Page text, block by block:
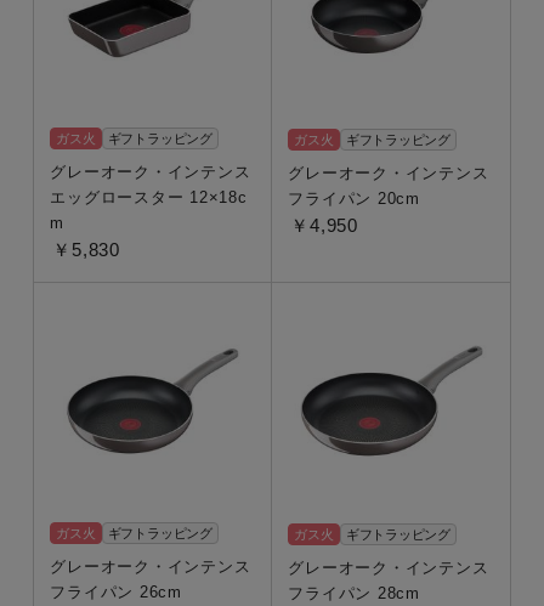
取っ手つきフライパン・鍋
ガス火専用
種類
エッグロースター
ウォックパン（炒め鍋）
マルチパン・ディープパン（深型フライパン）
コーティング
ガス火 ギフトラッピング
グレーオーク・インテンス
エッグロースター 12×18c
m
￥5,830
ガス火 ギフトラッピング
グレーオーク・インテンス
フライパン 20cm
￥4,950
ガス火 ギフトラッピング
グレーオーク・インテンス
フライパン 26cm
ガス火 ギフトラッピング
グレーオーク・インテンス
フライパン 28cm